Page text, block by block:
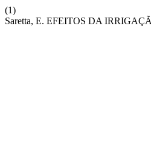
(1)
Saretta, E. EFEITOS DA